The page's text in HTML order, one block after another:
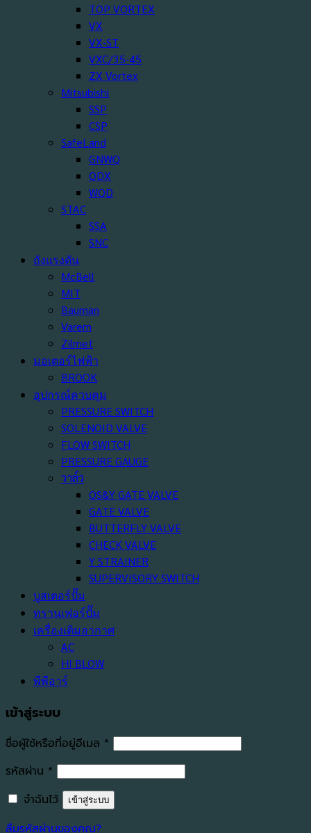
TOP VORTEX
VX
VX-ST
VXC/35-45
ZX Vortex
Mitsubishi
SSP
CSP
SafeLand
GNWQ
QDX
WQD
STAC
SSA
SNC
ถังแรงดัน
McBell
MIT
Bauman
Varem
Zilmet
มอเตอร์ไฟฟ้า
BROOK
อุปกรณ์ควบคุม
PRESSURE SWITCH
SOLENOID VALVE
FLOW SWITCH
PRESSURE GAUGE
วาล์ว
OS&Y GATE VALVE
GATE VALVE
BUTTERFLY VALVE
CHECK VALVE
Y STRAINER
SUPERVISORY SWITCH
บูสเตอร์ปั๊ม
ทรานเฟอร์ปั๊ม
เครื่องเติมอากาศ
AC
HI BLOW
พีพีอาร์
เข้าสู่ระบบ
ชื่อผู้ใช้หรือที่อยู่อีเมล * ต้องการ
รหัสผ่าน * ต้องการ
จำฉันไว้
เข้าสู่ระบบ
ลืมรหัสผ่านของคุณ?